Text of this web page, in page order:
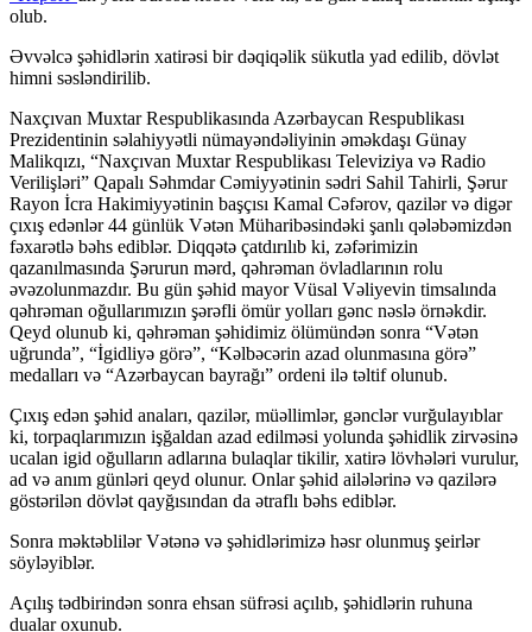
olub.
Əvvəlcə şəhidlərin xatirəsi bir dəqiqəlik sükutla yad edilib, dövlət
himni səsləndirilib.
Naxçıvan Muxtar Respublikasında Azərbaycan Respublikası
Prezidentinin səlahiyyətli nümayəndəliyinin əməkdaşı Günay
Malikqızı, “Naxçıvan Muxtar Respublikası Televiziya və Radio
Verilişləri” Qapalı Səhmdar Cəmiyyətinin sədri Sahil Tahirli, Şərur
Rayon İcra Hakimiyyətinin başçısı Kamal Cəfərov, qazilər və digər
çıxış edənlər 44 günlük Vətən Müharibəsindəki şanlı qələbəmizdən
fəxarətlə bəhs ediblər. Diqqətə çatdırılıb ki, zəfərimizin
qazanılmasında Şərurun mərd, qəhrəman övladlarının rolu
əvəzolunmazdır. Bu gün şəhid mayor Vüsal Vəliyevin timsalında
qəhrəman oğullarımızın şərəfli ömür yolları gənc nəslə örnəkdir.
Qeyd olunub ki, qəhrəman şəhidimiz ölümündən sonra “Vətən
uğrunda”, “İgidliyə görə”, “Kəlbəcərin azad olunmasına görə”
medalları və “Azərbaycan bayrağı” ordeni ilə təltif olunub.
Çıxış edən şəhid anaları, qazilər, müəllimlər, gənclər vurğulayıblar
ki, torpaqlarımızın işğaldan azad edilməsi yolunda şəhidlik zirvəsinə
ucalan igid oğulların adlarına bulaqlar tikilir, xatirə lövhələri vurulur,
ad və anım günləri qeyd olunur. Onlar şəhid ailələrinə və qazilərə
göstərilən dövlət qayğısından da ətraflı bəhs ediblər.
Sonra məktəblilər Vətənə və şəhidlərimizə həsr olunmuş şeirlər
söyləyiblər.
Açılış tədbirindən sonra ehsan süfrəsi açılıb, şəhidlərin ruhuna
dualar oxunub.